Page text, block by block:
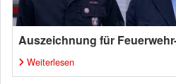
Auszeichnung für
Weiterlesen